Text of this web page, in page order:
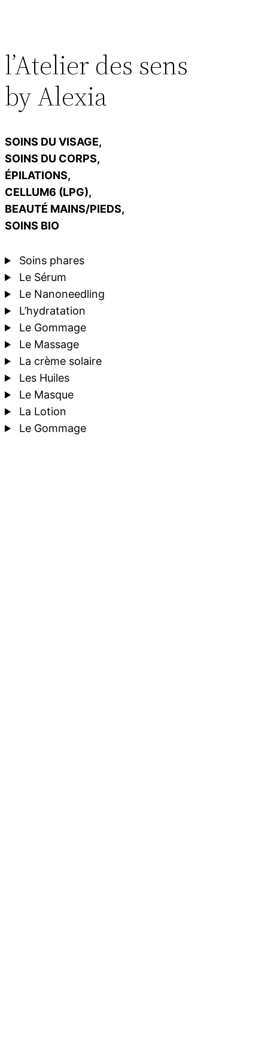
l’Atelier des sens
by Alexia
SOINS DU VISAGE,
SOINS DU CORPS,
ÉPILATIONS,
CELLUM6 (LPG),
BEAUTÉ MAINS/PIEDS,
SOINS BIO
Soins phares
Le Sérum
Le Nanoneedling
L’hydratation
Le Gommage
Le Massage
La crème solaire
Les Huiles
Le Masque
La Lotion
Le Gommage